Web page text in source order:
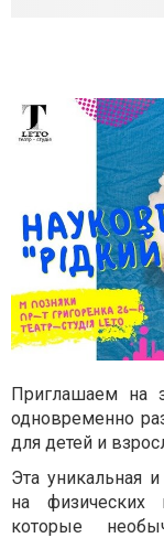
Приглашаем на
одновременно
для детей и
Эта уникальная
на физических
которые